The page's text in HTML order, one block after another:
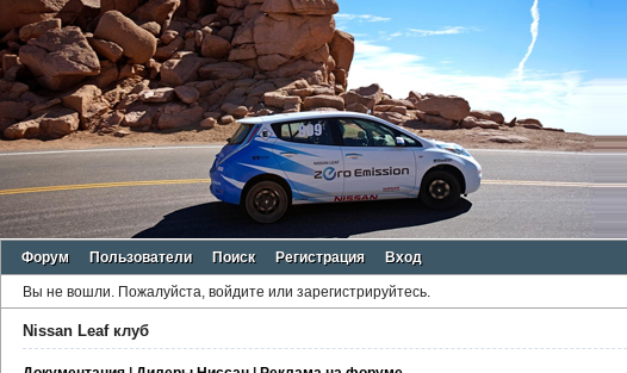
Форум Пользователи Поиск Регистрация Вход
Вы не вошли. Пожалуйста, войдите или зарегистрируйтесь.
Nissan Leaf клуб